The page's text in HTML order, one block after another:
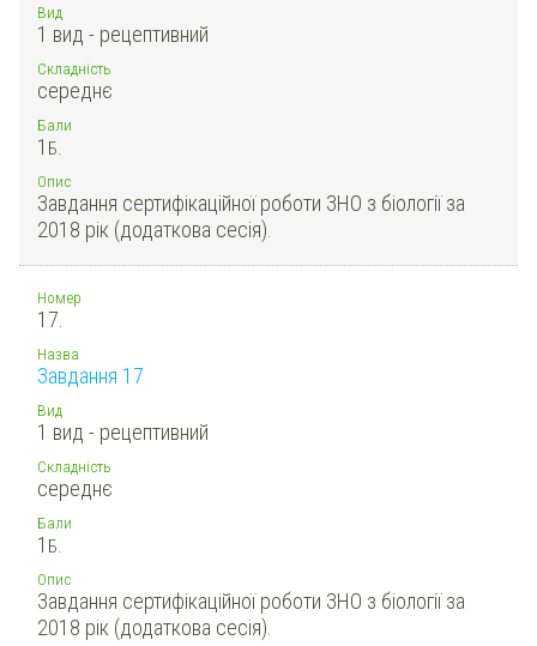
Вид
1 вид - рецептивний
Складність
середнє
Бали
1 Б.
Опис
Завдання сертифікаційної роботи ЗНО з біології за
2018 рік (додаткова сесія).
Номер
17.
Назва
Завдання 17
Вид
1 вид - рецептивний
Складність
середнє
Бали
1 Б.
Опис
Завдання сертифікаційної роботи ЗНО з біології за
2018 рік (додаткова сесія).